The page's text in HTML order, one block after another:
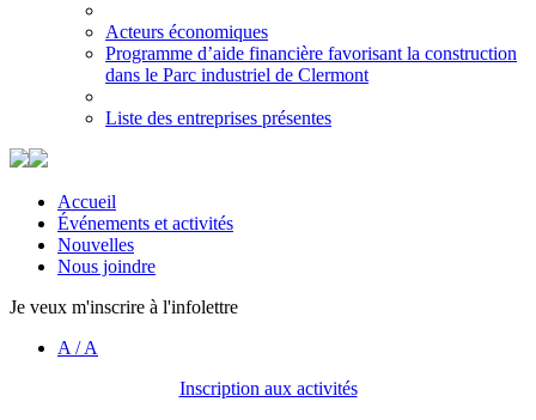
Acteurs économiques
Programme d’aide financière favorisant la construction
dans le Parc industriel de Clermont
Liste des entreprises présentes
Accueil
Événements et activités
Nouvelles
Nous joindre
Je veux m'inscrire à l'infolettre
A /A
Inscription aux activités